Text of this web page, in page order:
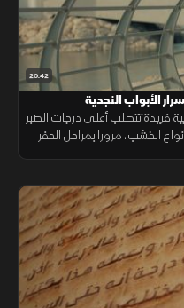
20:42
الأبواب النجدية
فريدة تتطلب أعلى درجات الصبر
الخشب، مرورا بمراحل الحفر